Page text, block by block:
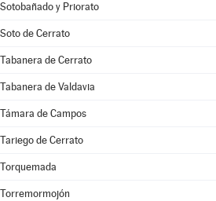
Sotobañado y Priorato
Soto de Cerrato
Tabanera de Cerrato
Tabanera de Valdavia
Támara de Campos
Tariego de Cerrato
Torquemada
Torremormojón